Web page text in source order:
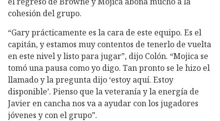
cohesión del grupo.
“Gary prácticamente es la cara de este equipo. Es el
capitán, y estamos muy contentos de tenerlo de vuelta
en este nivel y listo para jugar”, dijo Colón. “Mojica se
tomó una pausa como yo digo. Tan pronto se le hizo el
llamado y la pregunta dijo ‘estoy aquí. Estoy
disponible’. Pienso que la veteranía y la energía de
Javier en cancha nos va a ayudar con los jugadores
jóvenes y con el grupo”.